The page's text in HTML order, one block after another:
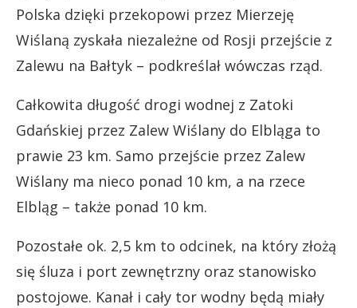
Polska dzięki przekopowi przez Mierzeję
Wiślaną zyskała niezależne od Rosji przejście z
Zalewu na Bałtyk – podkreślał wówczas rząd.
Całkowita długość drogi wodnej z Zatoki
Gdańskiej przez Zalew Wiślany do Elbląga to
prawie 23 km. Samo przejście przez Zalew
Wiślany ma nieco ponad 10 km, a na rzece
Elbląg – także ponad 10 km.
Pozostałe ok. 2,5 km to odcinek, na który złożą
się śluza i port zewnętrzny oraz stanowisko
postojowe. Kanał i cały tor wodny będą miały